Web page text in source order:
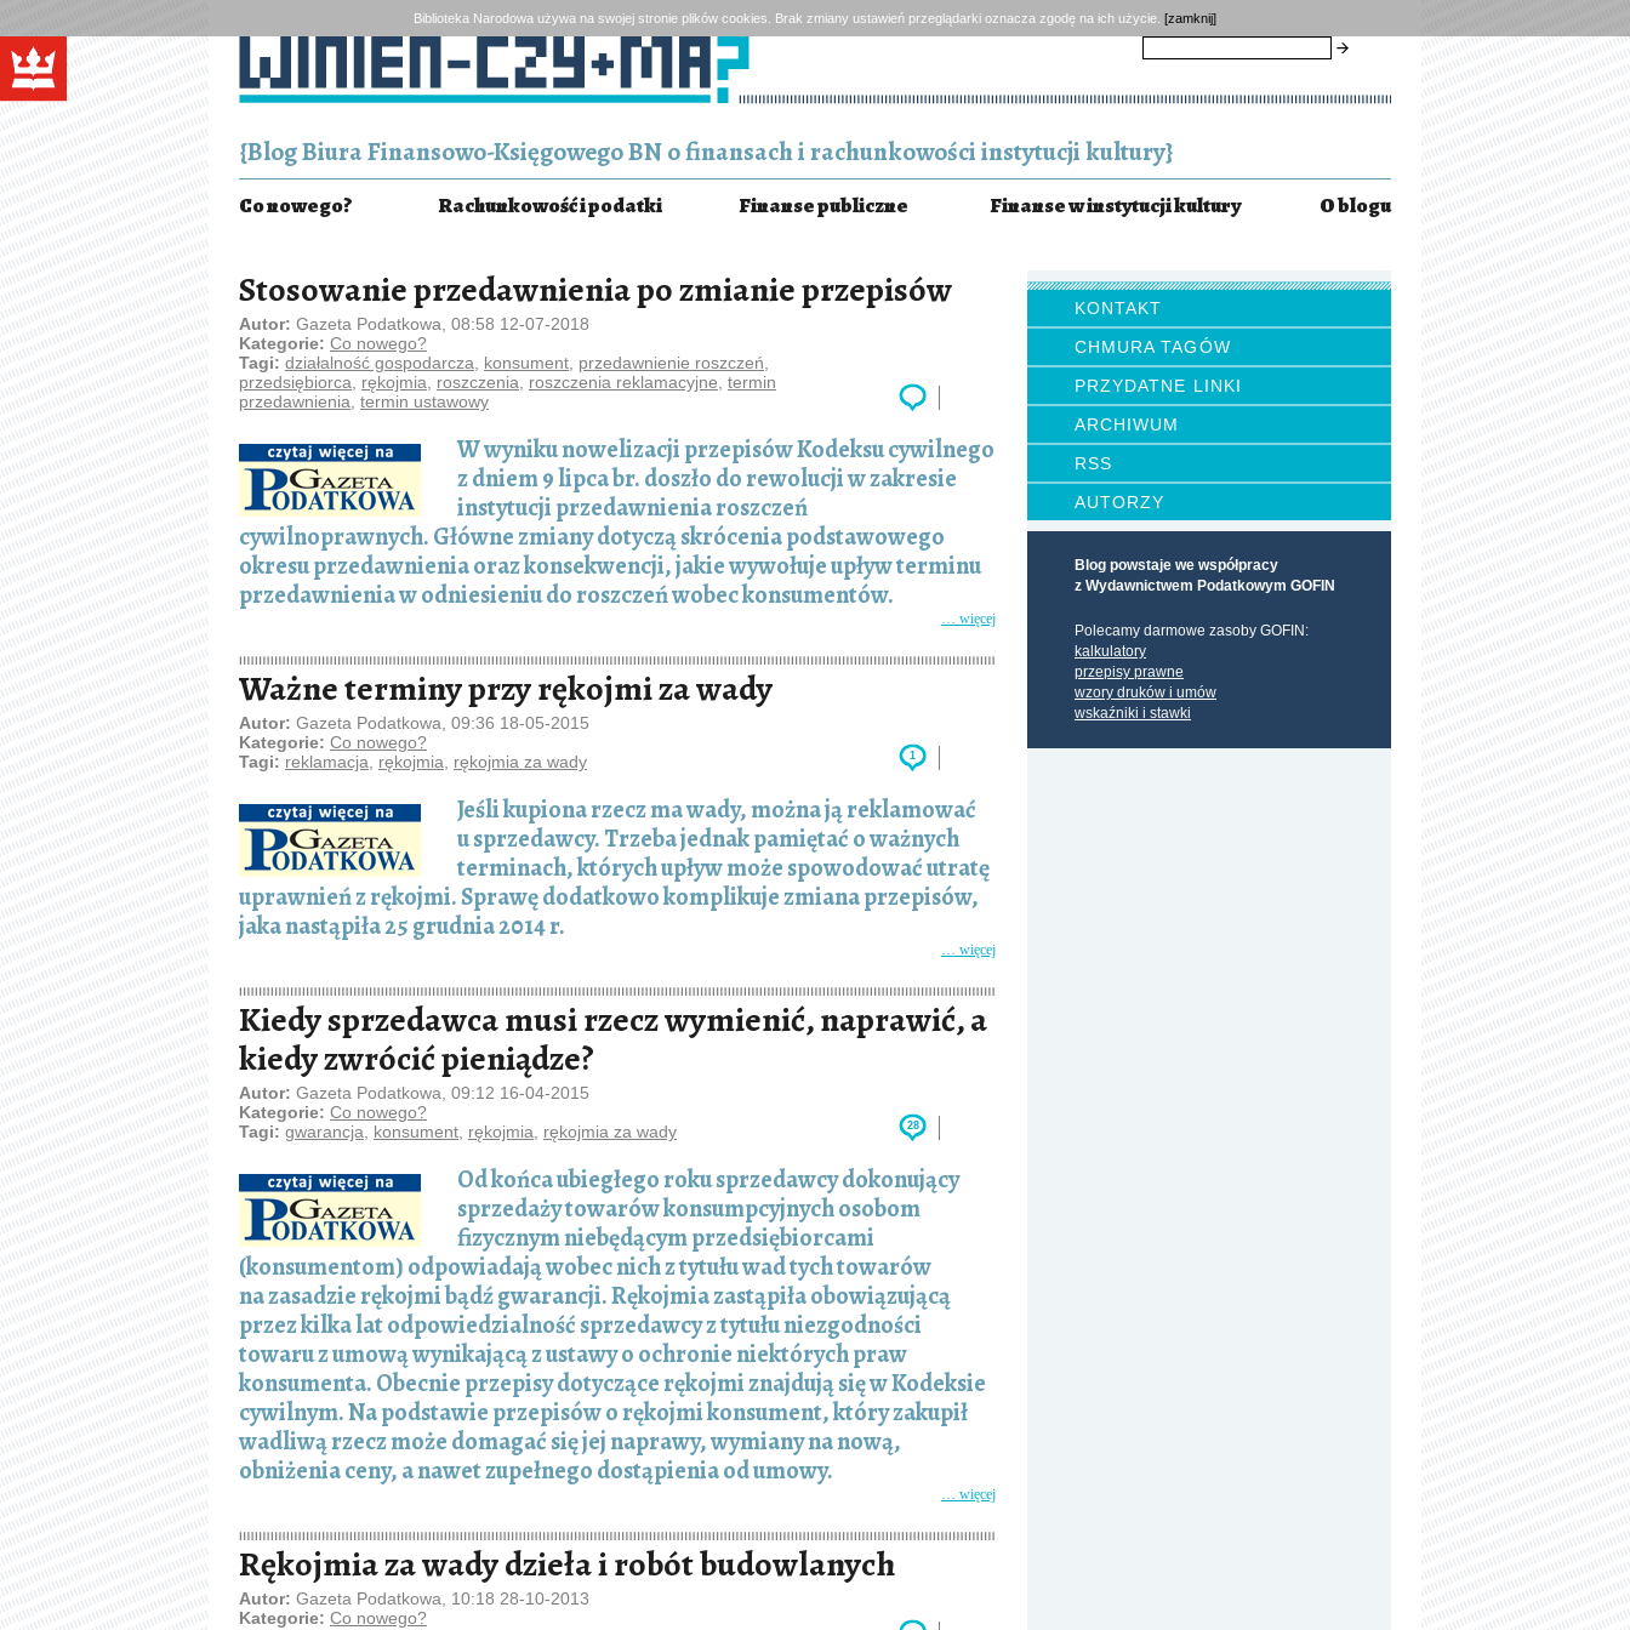
Biblioteka Narodowa używa na swojej stronie plików cookies. Brak zmiany ustawień przeglądarki oznacza zgodę na ich użycie. [zamknij]
{Blog Biura Finansowo-Księgowego BN o finansach i rachunkowości instytucji kultury}
Co nowego? Rachunkowość i podatki Finanse publiczne Finanse w instytucji kultury O blogu
KONTAKT
CHMURA TAGÓW
PRZYDATNE LINKI
ARCHIWUM
RSS
AUTORZY
Blog powstaje we współpracy
z Wydawnictwem Podatkowym GOFIN
Polecamy darmowe zasoby GOFIN:
kalkulatory
przepisy prawne
wzory druków i umów
wskaźniki i stawki
Stosowanie przedawnienia po zmianie przepisów
Autor: Gazeta Podatkowa, 08:58 12-07-2018
Kategorie: Co nowego?
Tagi: działalność gospodarcza konsument przedawnienie roszczeń
przedsiębiorca
rękojmia roszczenia roszczenia reklamacyjne termin
przedawnienia termin ustawowy
W wyniku nowelizacji przepisów Kodeksu cywilnego
z dniem 9 lipca br. doszło do rewolucji w zakresie
instytucji przedawnienia roszczeń
cywilnoprawnych. Główne zmiany dotyczą skrócenia podstawowego
okresu przedawnienia oraz konsekwencji, jakie wywołuje upływ terminu
przedawnienia w odniesieniu do roszczeń wobec konsumentów.
… więcej
Ważne terminy przy rękojmi za wady
Autor: Gazeta Podatkowa, 09:36 18-05-2015
Kategorie: Co nowego?
Tagi: reklamacja rękojmia rękojmia za wady 1
Jeśli kupiona rzecz ma wady, można ją reklamować
u sprzedawcy. Trzeba jednak pamiętać o ważnych
terminach, których upływ może spowodować utratę
uprawnień z rękojmi. Sprawę dodatkowo komplikuje zmiana przepisów,
jaka nastąpiła 25 grudnia 2014 r.
… więcej
Kiedy sprzedawca musi rzecz wymienić, naprawić, a
kiedy zwrócić pieniądze?
Autor: Gazeta Podatkowa, 09:12 16-04-2015
Kategorie: Co nowego?
Tagi: gwarancja konsument rękojmia rękojmia za wady 28
Od końca ubiegłego roku sprzedawcy dokonujący
sprzedaży towarów konsumpcyjnych osobom
fizycznym niebędącym przedsiębiorcami
(konsumentom) odpowiadają wobec nich z tytułu wad tych towarów
na zasadzie rękojmi bądź gwarancji. Rękojmia zastąpiła obowiązującą
przez kilka lat odpowiedzialność sprzedawcy z tytułu niezgodności
towaru z umową wynikającą z ustawy o ochronie niektórych praw
konsumenta. Obecnie przepisy dotyczące rękojmi znajdują się w Kodeksie
cywilnym. Na podstawie przepisów o rękojmi konsument, który zakupił
wadliwą rzecz może domagać się jej naprawy, wymiany na nową,
obniżenia ceny, a nawet zupełnego dostąpienia od umowy.
… więcej
Rękojmia za wady dzieła i robót budowlanych
Autor: Gazeta Podatkowa, 10:18 28-10-2013
Kategorie: Co nowego?